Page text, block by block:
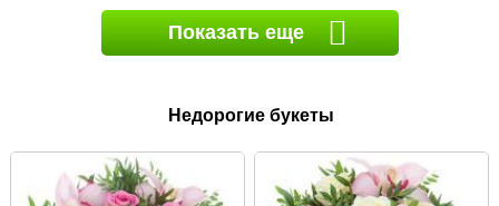
Показать еще
Недорогие букеты